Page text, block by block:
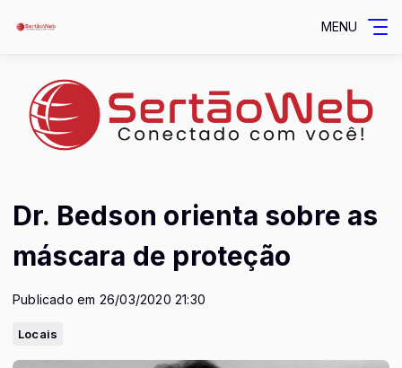
MENU
Dr. Bedson orienta sobre as
máscara de proteção
Publicado em 26/03/2020 21:30
Locais